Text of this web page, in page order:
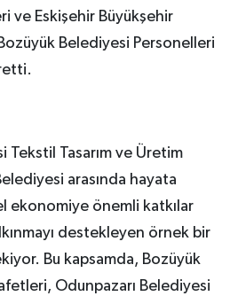
ve Eskişehir Büyükşehir
Bozüyük Belediyesi Personelleri
Tekstil Tasarım ve Üretim
arasında hayata
ekonomiye önemli katkılar
destekleyen örnek bir
Bu kapsamda, Bozüyük
Odunpazarı Belediyesi